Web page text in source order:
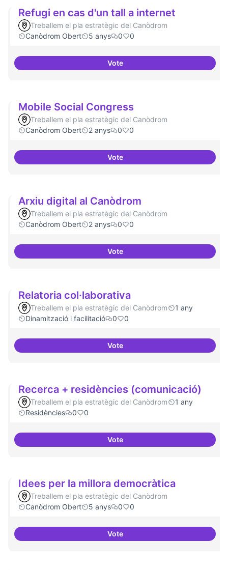
Refugi en cas d'un tall a internet
Treballem el pla estratègic del Canòdrom
Canòdrom Obert
5 anys 0 0
VoteRefugi en cas d'un tall a internet
Mobile Social Congress
Treballem el pla estratègic del Canòdrom
Canòdrom Obert
2 anys 0 0
VoteMobile Social Congress
Arxiu digital al Canòdrom
Treballem el pla estratègic del Canòdrom
Canòdrom Obert
2 anys 0 0
VoteArxiu digital al Canòdrom
Relatoria col·laborativa
Treballem el pla estratègic del Canòdrom
1 any
Dinamització i facilitació
0 0
VoteRelatoria col·laborativa
Recerca + residències (comunicació)
Treballem el pla estratègic del Canòdrom
1 any
Residències
0 0
VoteRecerca + residències
Idees per la millora democràtica
Treballem el pla estratègic del Canòdrom
Canòdrom Obert
5 anys 0 0
VoteIdees per la millora democràtica